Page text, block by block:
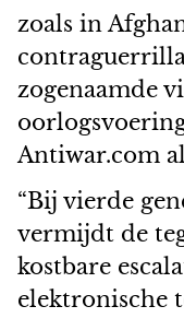
zoals in
zogenaamde
Antiwar.com
“Bij vierde
vermijdt de
kostbare
elektronische